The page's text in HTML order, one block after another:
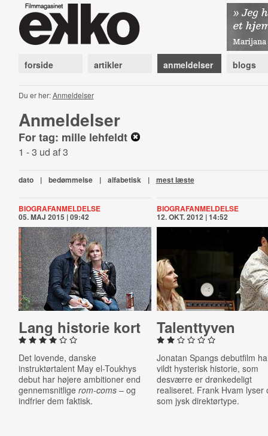
forside artikler anmeldelser blogs
Du er her:Anmeldelser
Anmeldelser
For tag: mille lehfeldt
1 - 3 ud af 3
dato | bedømmelse | alfabetisk | mest læste
BIOGRAFANMELDELSE
05. MAJ 2015 | 09:42
Lang historie kort
Det lovende, danske
instruktørtalent May el-Toukhys
debut har højere ambitioner end
gennemsnitlige rom-coms– og
indfrier dem faktisk.
BIOGRAFANMELDELSE
12. OKT. 2012 | 14:52
Ta­lent­ty­ven
Jonatan Spangsdebutfilm
vildt hysterisk historie, som
desværre er drønkedeligt
realiseret. Frank Hvam lyser
som jysk direktørtype.